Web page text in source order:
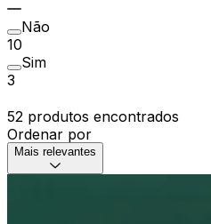
Não
10
Sim
3
52 produtos encontrados
Ordenar por
Mais relevantes